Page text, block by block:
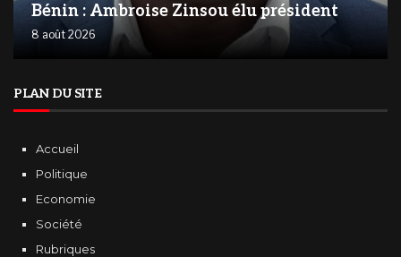
Bénin : Ambroise Zinsou élu président
8 août 2026
PLAN DU SITE
Accueil
Politique
Economie
Société
Rubriques